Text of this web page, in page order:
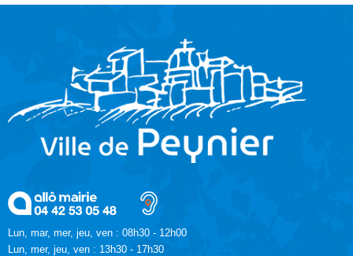
Lun, mar, mer, jeu, ven : 08h30 - 12h00
Lun, mer, jeu, ven : 13h30 - 17h30